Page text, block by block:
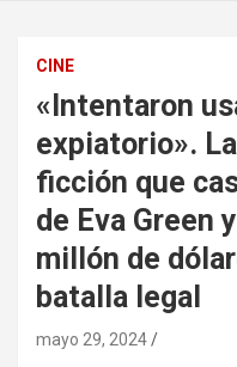
CINE
«Intentaron
expiatorio».
ficción que
de Eva Green
millón de
batalla legal
mayo 29, 2024